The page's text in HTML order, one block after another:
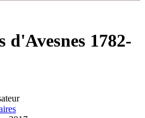
d'Avesnes 1782-